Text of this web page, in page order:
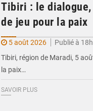
Tibiri : le
de jeu pour la paix
5 août 2026
Publié à
Tibiri, région de Maradi, 5
la paix…
SAVOIR PLUS